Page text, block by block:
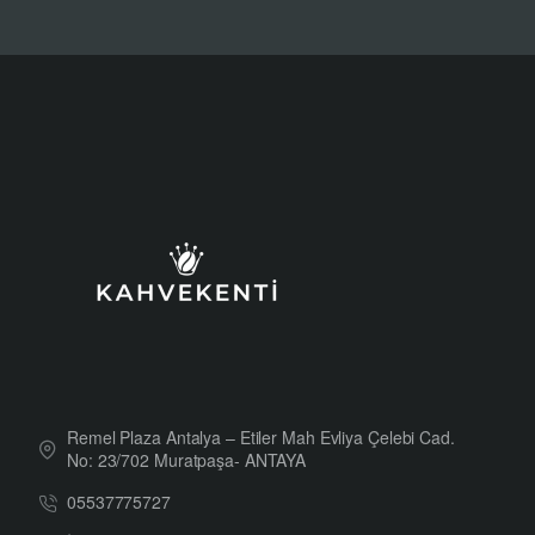
Remel Plaza Antalya – Etiler Mah Evliya Çelebi Cad.
No: 23/702 Muratpaşa- ANTAYA
05537775727